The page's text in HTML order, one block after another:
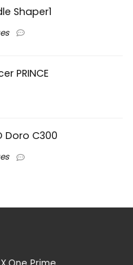
Shaper1
PRINCE
Doro C300